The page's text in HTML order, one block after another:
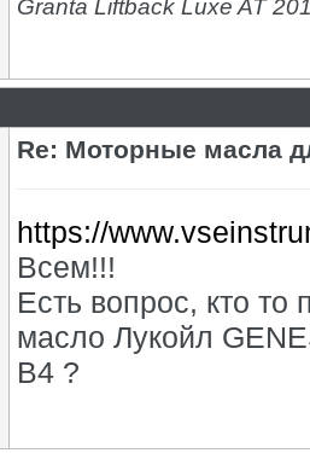
Granta Liftback Luxe AT
Re: Моторные масла
https://
Всем!!!
Есть вопрос, кто то
масло Лукойл
В4 ?